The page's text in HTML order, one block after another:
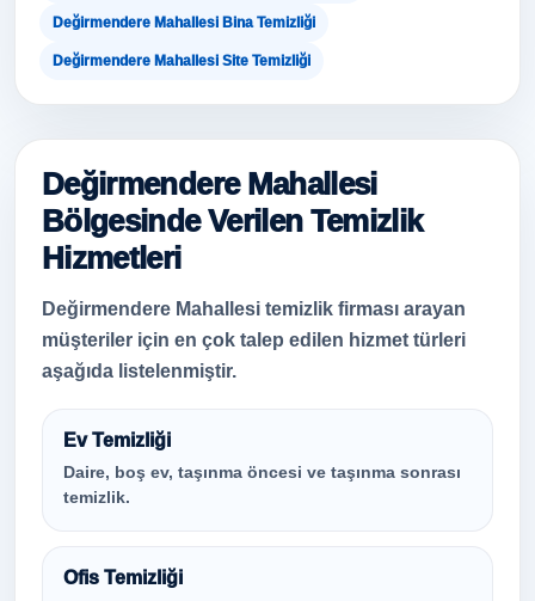
Değirmendere Mahallesi Bina Temizliği
Değirmendere Mahallesi Site Temizliği
Değirmendere Mahallesi
Bölgesinde Verilen Temizlik
Hizmetleri
Değirmendere Mahallesi temizlik firması arayan
müşteriler için en çok talep edilen hizmet türleri
aşağıda listelenmiştir.
Ev Temizliği
Daire, boş ev, taşınma öncesi ve taşınma sonrası
temizlik.
Ofis Temizliği